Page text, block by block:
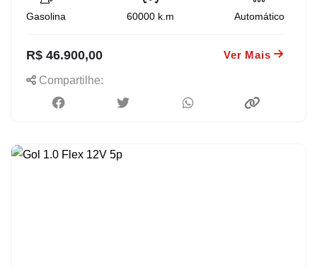
Gasolina 60000k.m Automático
R$ 46.900,00 Ver Mais
Compartilhe: